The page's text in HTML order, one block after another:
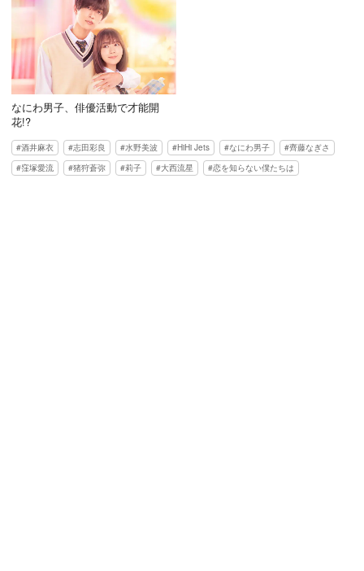
なにわ男子、俳優活動で才能開
花!?
酒井麻衣 志田彩良 水野美波 HiHi Jets なにわ男子
齊藤なぎさ
窪塚愛流
猪狩蒼弥 莉子 大西流星 恋を知らない僕たちは